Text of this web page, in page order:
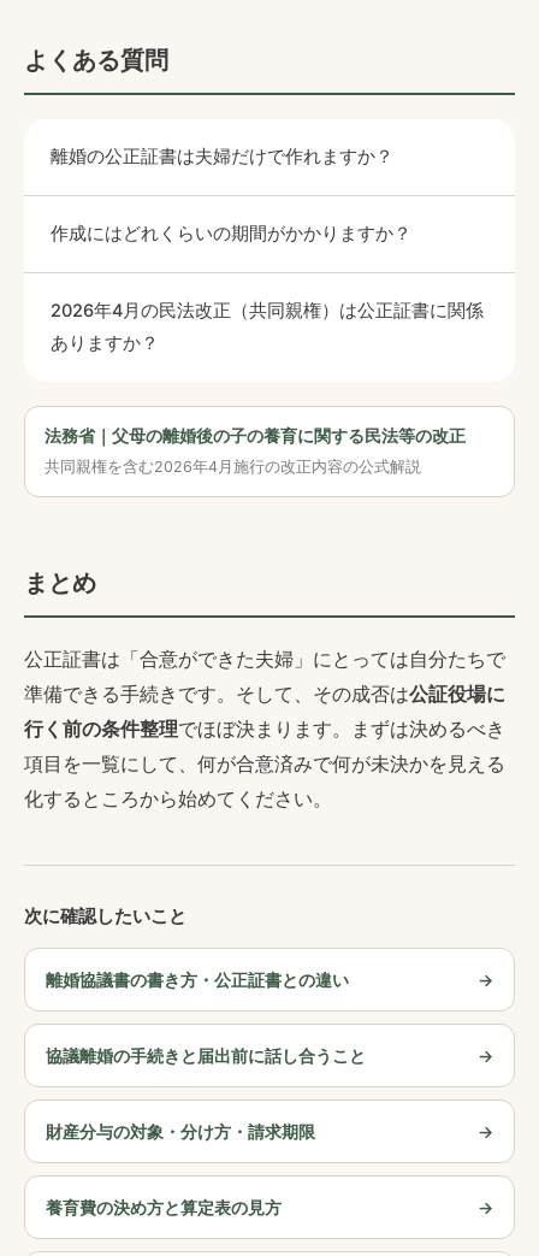
よくある質問
離婚の公正証書は夫婦だけで作れますか？
作成にはどれくらいの期間がかかりますか？
2026年4月の民法改正（共同親権）は公正証書に関係
ありますか？
法務省｜父母の離婚後の子の養育に関する民法等の改正
共同親権を含む2026年4月施行の改正内容の公式解説
まとめ
公正証書は「合意ができた夫婦」にとっては自分たちで
準備できる手続きです。そして、その成否は公証役場に
行く前の条件整理でほぼ決まります。まずは決めるべき
項目を一覧にして、何が合意済みで何が未決かを見える
化するところから始めてください。
次に確認したいこと
離婚協議書の書き方・公正証書との違い
協議離婚の手続きと届出前に話し合うこと
財産分与の対象・分け方・請求期限
養育費の決め方と算定表の見方